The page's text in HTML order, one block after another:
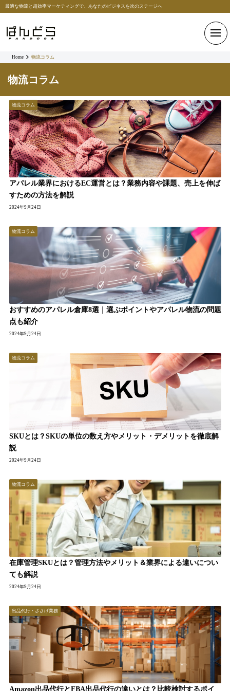
最適な物流と超効率マーケティングで、あなたのビジネスを次のステージへ
Home 物流コラム
物流コラム
アパレル業界におけるEC運営とは？業務内容や課題、売上を伸ば
すための方法を解説
2024年9月24日
物流コラム
おすすめのアパレル倉庫8選｜選ぶポイントやアパレル物流の問題
点も紹介
2024年9月24日
物流コラム
SKUとは？SKUの単位の数え方やメリット・デメリットを徹底解
説
2024年9月24日
物流コラム
在庫管理SKUとは？管理方法やメリット＆業界による違いについ
ても解説
2024年9月24日
物流コラム
Amazon出品代行とFBA出品代行の違いとは？比較検討するポイ
出品代行・ささげ業務